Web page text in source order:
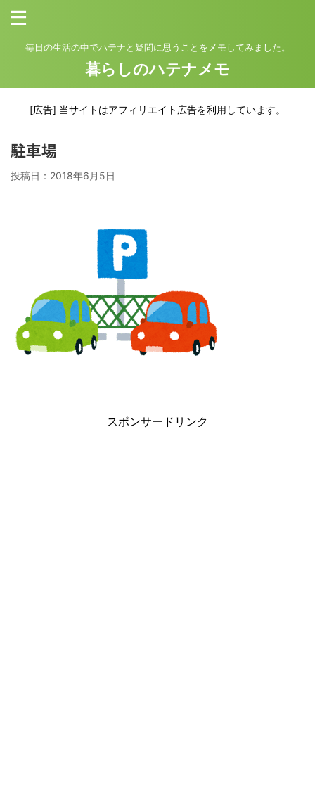
毎日の生活の中でハテナと疑問に思うことをメモしてみました。
暮らしのハテナメモ
[広告] 当サイトはアフィリエイト広告を利用しています。
駐車場
投稿日： 2018年6月5日
スポンサードリンク